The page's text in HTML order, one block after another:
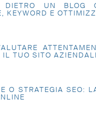
UN BLOG
KEYWORD E
IL TUO SITO
O STRATEGIA SEO: